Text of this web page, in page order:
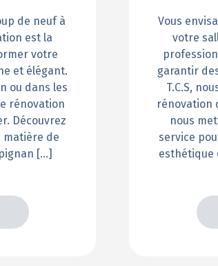
de neuf à
est la
votre
et élégant.
ou dans les
rénovation
Découvrez
matière de
[…]
Vous
votre
garantir
T.C.S,
rénovation
nous
service
esthétique